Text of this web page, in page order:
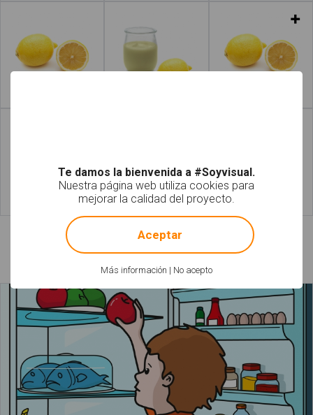
Láminas relacionadas
Te damos la bienvenida a #Soyvisual.
Nuestra página web utiliza cookies para
mejorar la calidad del proyecto.
Más información | No acepto
! Not valid!
Aceptar